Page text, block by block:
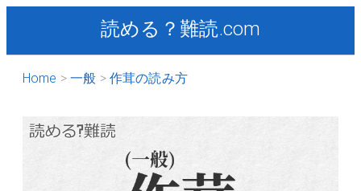
読める？難読.com
Home 一般 作茸の読み方